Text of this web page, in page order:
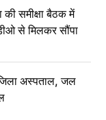
समीक्षा बैठक में
से मिलकर सौंपा
अस्पताल, जल